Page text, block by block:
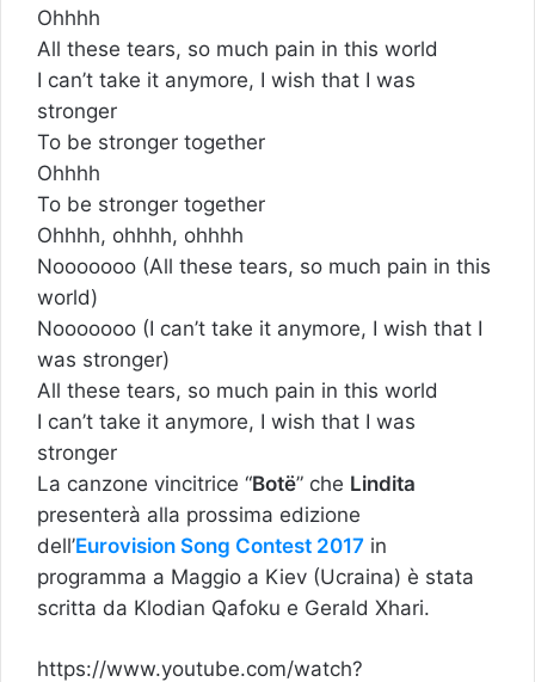
Ohhhh
All these tears, so much pain in this world
I can’t take it anymore, I wish that I was
stronger
To be stronger together
Ohhhh
To be stronger together
Ohhhh, ohhhh, ohhhh
Nooooooo (All these tears, so much pain in this
world)
Nooooooo (I can’t take it anymore, I wish that I
was stronger)
All these tears, so much pain in this world
I can’t take it anymore, I wish that I was
stronger
La canzone vincitrice “Botë” che Lindita
presenterà alla prossima edizione
dell’Eurovision Song Contest 2017 in
programma a Maggio a Kiev (Ucraina) è stata
scritta da Klodian Qafoku e Gerald Xhari.
https://www.youtube.com/watch?